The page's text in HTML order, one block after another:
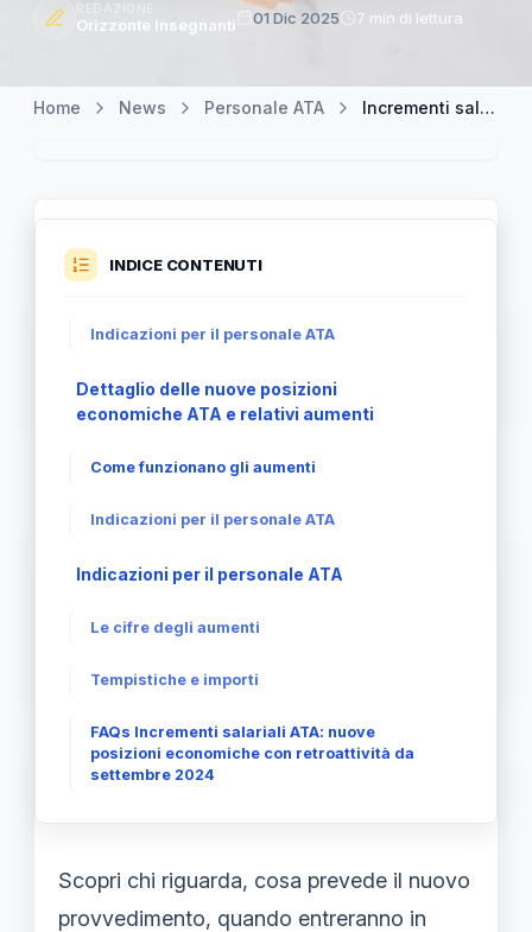
Orizzonte Insegnanti 01 Dic 2025 7 min di lettura
Home News Personale ATA Incrementi salariali ATA: nuove posizioni economiche con retroattività da settembre 2024
INDICE CONTENUTI
Indicazioni per il personale ATA
Dettaglio delle nuove posizioni
economiche ATA e relativi aumenti
Come funzionano gli aumenti
Indicazioni per il personale ATA
Indicazioni per il personale ATA
Le cifre degli aumenti
Tempistiche e importi
FAQs Incrementi salariali ATA: nuove
posizioni economiche con retroattività da
settembre 2024
Scopri chi riguarda, cosa prevede il nuovo
provvedimento, quando entreranno in